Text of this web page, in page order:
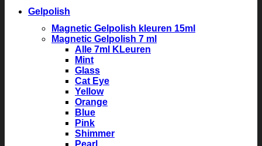
Gelpolish
Magnetic Gelpolish kleuren 15ml
Magnetic Gelpolish 7 ml
Alle 7ml KLeuren
Mint
Glass
Cat Eye
Yellow
Orange
Blue
Pink
Shimmer
Pearl